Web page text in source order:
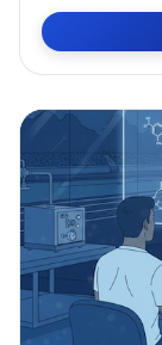
энергии,
RED-S
оценки
принципы
Особое